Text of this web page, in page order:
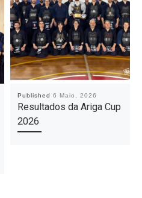
Published 6 Maio, 2026
Resultados da Ariga Cup
2026